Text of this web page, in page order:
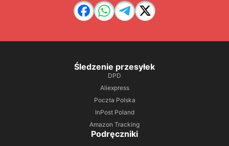
Śledzenie przesyłek
DPD
Aliexpress
Poczta Polska
InPost Poland
Amazon Tracking
Podręczniki